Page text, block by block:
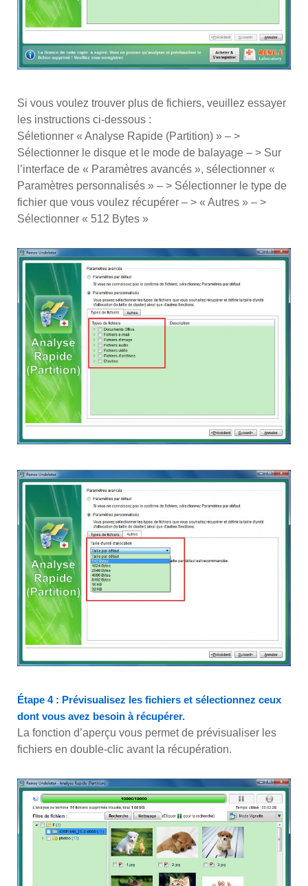
Si vous voulez trouver plus de fichiers, veuillez essayer
les instructions ci-dessous :
Séletionner « Analyse Rapide (Partition) » – >
Sélectionner le disque et le mode de balayage – > Sur
l’interface de « Paramètres avancés », sélectionner «
Paramètres personnalisés » – > Sélectionner le type de
fichier que vous voulez récupérer – > « Autres » – >
Sélectionner « 512 Bytes »
Étape 4 : Prévisualisez les fichiers et sélectionnez ceux
dont vous avez besoin à récupérer.
La fonction d’aperçu vous permet de prévisualiser les
fichiers en double-clic avant la récupération.